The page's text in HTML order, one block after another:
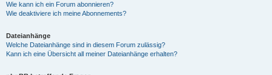
Wie kann ich ein Forum abonnieren?
Wie deaktiviere ich meine Abonnements?
Dateianhänge
Welche Dateianhänge sind in diesem Forum zulässig?
Kann ich eine Übersicht all meiner Dateianhänge erhalten?